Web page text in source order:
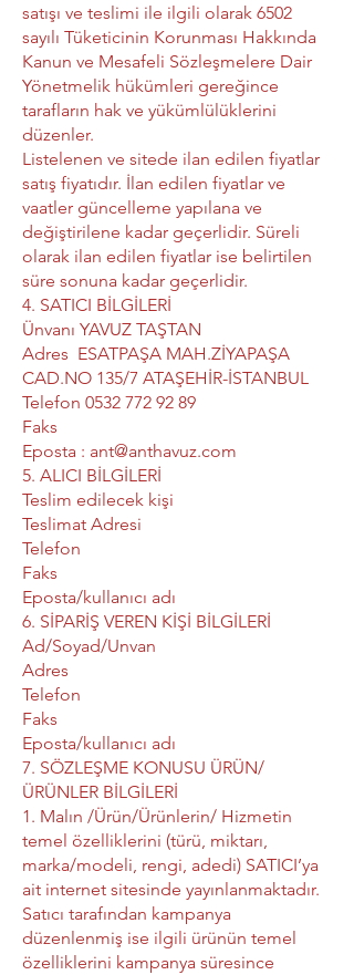
satışı ve teslimi ile ilgili olarak 6502
sayılı Tüketicinin Korunması Hakkında
Kanun ve Mesafeli Sözleşmelere Dair
Yönetmelik hükümleri gereğince
tarafların hak ve yükümlülüklerini
düzenler.
Listelenen ve sitede ilan edilen fiyatlar
satış fiyatıdır. İlan edilen fiyatlar ve
vaatler güncelleme yapılana ve
değiştirilene kadar geçerlidir. Süreli
olarak ilan edilen fiyatlar ise belirtilen
süre sonuna kadar geçerlidir.
4. SATICI BİLGİLERİ
Ünvanı YAVUZ TAŞTAN
Adres ESATPAŞA MAH.ZİYAPAŞA
CAD.NO 135/7 ATAŞEHİR-İSTANBUL
Telefon 0532 772 92 89
Faks
Eposta : ant@anthavuz.com
5. ALICI BİLGİLERİ
Teslim edilecek kişi
Teslimat Adresi
Telefon
Faks
Eposta/kullanıcı adı
6. SİPARİŞ VEREN KİŞİ BİLGİLERİ
Ad/Soyad/Unvan
Adres
Telefon
Faks
Eposta/kullanıcı adı
7. SÖZLEŞME KONUSU ÜRÜN/
ÜRÜNLER BİLGİLERİ
1. Malın /Ürün/Ürünlerin/ Hizmetin
temel özelliklerini (türü, miktarı,
marka/modeli, rengi, adedi) SATICI’ya
ait internet sitesinde yayınlanmaktadır.
Satıcı tarafından kampanya
düzenlenmiş ise ilgili ürünün temel
özelliklerini kampanya süresince